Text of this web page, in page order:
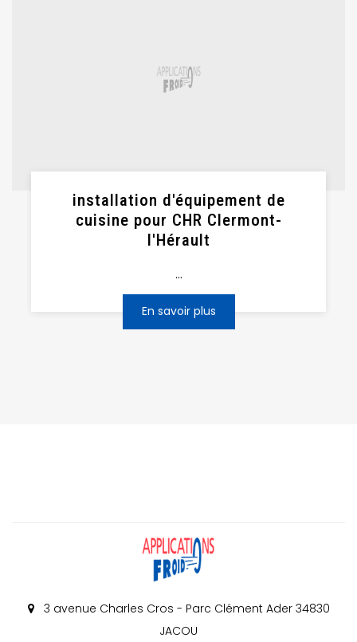
installation d'équipement de
cuisine pour CHR Clermont-
l'Hérault
...
En savoir plus
3 avenue Charles Cros - Parc Clément Ader 34830
JACOU